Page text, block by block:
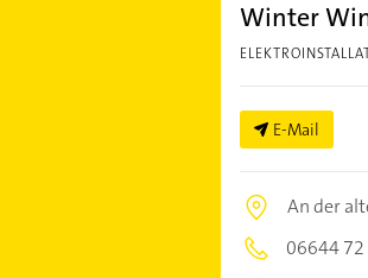
Winter
E-Mail
An der
06644 72